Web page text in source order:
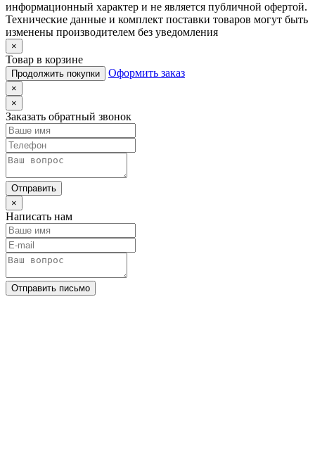
информационный характер и не является публичной офертой.
Технические данные и комплект поставки товаров могут быть
изменены производителем без уведомления
×
Товар в корзине
Продолжить покупки Оформить заказ
×
×
Заказать обратный звонок
Отправить
×
Написать нам
Отправить письмо